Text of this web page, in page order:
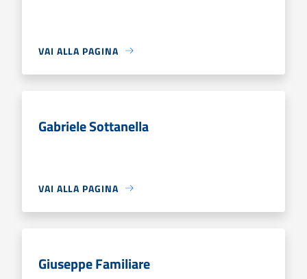
VAI ALLA PAGINA
Gabriele Sottanella
VAI ALLA PAGINA
Giuseppe Familiare